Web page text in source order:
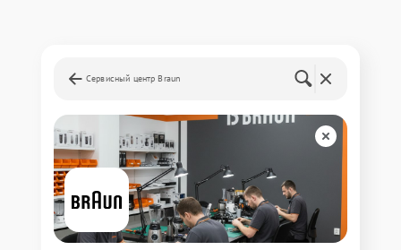
Сервисный центр Braun